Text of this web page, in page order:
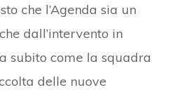
che l’Agenda sia un
dall’intervento in
subito come la squadra
delle nuove